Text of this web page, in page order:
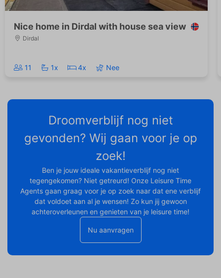
Nice home in Dirdal with house sea view
Dirdal
11 1x 4x Nee
Droomverblijf nog niet
gevonden? Wij gaan voor je op
zoek!
Ben je jouw ideale vakantieverblijf nog niet
tegengekomen? Niet getreurd! Onze Leisure Time
Agents gaan graag voor je op zoek naar dat ene verblijf
dat voldoet aan al je wensen! Zo kun jij gewoon
achteroverleunen en genieten van je leisure time!
Nu aanvragen